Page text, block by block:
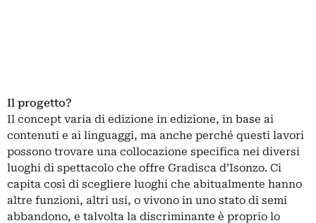
Il progetto?
Il concept varia di edizione in edizione, in base ai
contenuti e ai linguaggi, ma anche perché questi lavori
possono trovare una collocazione specifica nei diversi
luoghi di spettacolo che offre Gradisca d’Isonzo. Ci
capita così di scegliere luoghi che abitualmente hanno
altre funzioni, altri usi, o vivono in uno stato di semi
abbandono, e talvolta la discriminante è proprio lo